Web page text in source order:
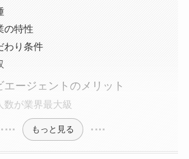
の特性
わり条件
エージェントのメリット
数が業界最大級
もっと見る